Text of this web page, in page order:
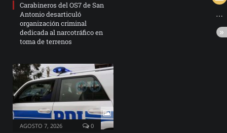
Carabineros del OS7 de San
Antonio desarticuló
organización criminal
dedicada al narcotráfico en
toma de terrenos
AGOSTO 7, 2026 0